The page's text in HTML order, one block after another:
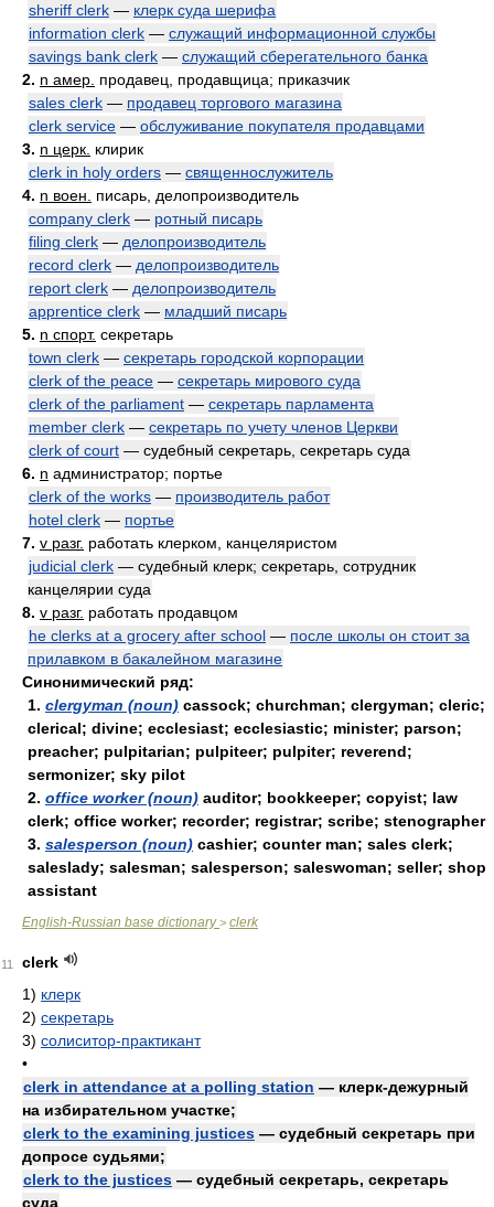
sheriff clerk — клерк суда шерифа
information clerk — служащий информационной службы
savings bank clerk — служащий сберегательного банка
2. n амер. продавец, продавщица; приказчик
sales clerk — продавец торгового магазина
clerk service — обслуживание покупателя продавцами
3. n церк. клирик
clerk in holy orders — священнослужитель
4. n воен.
писарь, делопроизводитель
company clerk — ротный писарь
filing clerk — делопроизводитель
record clerk — делопроизводитель
report clerk — делопроизводитель
apprentice clerk — младший писарь
5. n спорт. секретарь
town clerk — секретарь городской корпорации
clerk of the peace — секретарь мирового суда
clerk of the parliament — секретарь парламента
member clerk — секретарь по учету членов Церкви
clerk of court — судебный секретарь, секретарь суда
6. n администратор; портье
clerk of the works — производитель работ
hotel clerk — портье
7. v разг. работать клерком, канцеляристом
judicial clerk — судебный клерк; секретарь, сотрудник
канцелярии суда
8. v разг. работать продавцом
he clerks at a grocery after school — после школы он стоит за
прилавком в бакалейном магазине
Синонимический ряд:
1. clergyman (noun) cassock; churchman; clergyman; cleric;
clerical; divine; ecclesiast; ecclesiastic; minister; parson;
preacher; pulpitarian; pulpiteer; pulpiter; reverend;
sermonizer; sky pilot
2. office worker (noun) auditor; bookkeeper; copyist; law
clerk; office worker; recorder; registrar; scribe; stenographer
3. salesperson (noun) cashier; counter man; sales clerk;
saleslady; salesman; salesperson; saleswoman; seller; shop
assistant
English-Russian base dictionary> clerk
11
clerk
1) клерк
2) секретарь
3) солиситор-практикант
•
clerk in attendance at a polling station — клерк-дежурный
на избирательном участке;
clerk to the examining justices — судебный секретарь при
допросе судьями;
clerk to the justices — судебный секретарь, секретарь
суда